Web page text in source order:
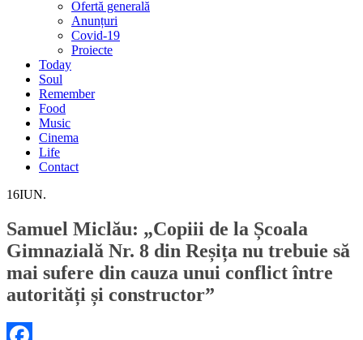
Ofertă generală
Anunțuri
Covid-19
Proiecte
Today
Soul
Remember
Food
Music
Cinema
Life
Contact
16IUN.
Samuel Miclău: „Copiii de la Școala
Gimnazială Nr. 8 din Reșița nu trebuie să
mai sufere din cauza unui conflict între
autorități și constructor”